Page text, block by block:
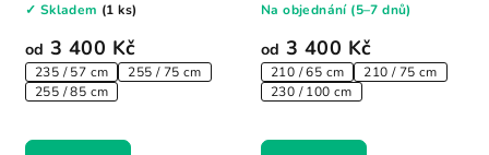
od 3 400 Kč
235 / 57 cm
255 / 75 cm
255 / 85 cm
✓ Skladem (1 ks)
od 3 400 Kč
210 / 65 cm
210 / 75 cm
230 / 100 cm
Na objednání (5–7 dnů)